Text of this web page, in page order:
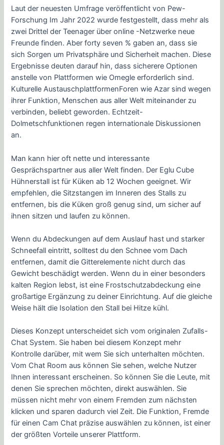
Laut der neuesten Umfrage veröffentlicht von Pew-
Forschung Im Jahr 2022 wurde festgestellt, dass mehr als
zwei Drittel der Teenager über online -Netzwerke neue
Freunde finden. Aber forty seven % gaben an, dass sie
sich Sorgen um Privatsphäre und Sicherheit machen. Diese
Ergebnisse deuten darauf hin, dass sicherere Optionen
anstelle von Plattformen wie Omegle erforderlich sind.
Kulturelle AustauschplattformenForen wie Azar sind wegen
ihrer Funktion, Menschen aus aller Welt miteinander zu
verbinden, beliebt geworden. Echtzeit-
Dolmetschfunktionen regen internationale Diskussionen
an.
Man kann hier oft nette und interessante
Gesprächspartner aus aller Welt finden. Der Eglu Cube
Hühnerstall ist für Küken ab 12 Wochen geeignet. Wir
empfehlen, die Sitzstangen im Inneren des Stalls zu
entfernen, bis die Küken groß genug sind, um sicher auf
ihnen sitzen und laufen zu können.
Wenn du Abdeckungen auf dem Auslauf hast und starker
Schneefall eintritt, solltest du den Schnee vom Dach
entfernen, damit die Gitterelemente nicht durch das
Gewicht beschädigt werden. Wenn du in einer besonders
kalten Region lebst, ist eine Frostschutzabdeckung eine
großartige Ergänzung zu deiner Einrichtung. Auf die gleiche
Weise hält die Isolation den Stall bei Hitze kühl.
Dieses Konzept unterscheidet sich vom originalen Zufalls-
Chat System. Sie haben bei diesem Konzept mehr
Kontrolle darüber, mit wem Sie sich unterhalten möchten.
Vom Chat Room aus können Sie sehen, welche Nutzer
Ihnen interessant erscheinen. So können Sie die Leute, mit
denen Sie sprechen möchten, direkt auswählen. Sie
müssen nicht mehr von einem Fremden zum nächsten
klicken und sparen dadurch viel Zeit. Die Funktion, Fremde
für einen Cam Chat präzise auswählen zu können, ist einer
der größten Vorteile unserer Plattform.